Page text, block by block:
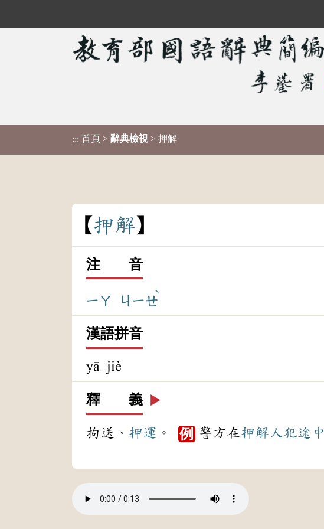
::: 首頁 > 辭典檢視 > 押解
押解
注 音
ㄧㄚ ㄐㄧㄝ
ˋ
漢語拼音
yā jiè
釋 義 ▶️
拘送、 押運 。 例 警方在押解人犯途中